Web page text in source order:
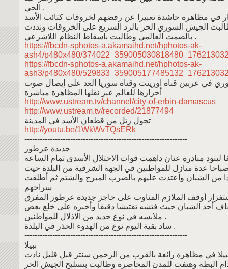
الحي .
في مظاهرة حاشدة تعبيرا عن رفضهم لخروقات كتائب الأسد
الجيش السوري الحر بالرد السريع على الخروقات ونددت
بالصمت العالمي وطالبت باسقاط النظام اللاشرعي .
https://fbcdn-sphotos-a.akamaihd.net/hphotos-ak-
ash4/p480x480/
https://fbcdn-sphotos-a.akamaihd.net/hphotos-ak-
ash3/p480x480/
في عربين قناة اورينت وقناة سوريا الغد على إيصال صوت
أحرارها للعالم عبر نقلها المظاهرة مباشرة
http://www.ustream.tv/channel/city-of-erbin-damascus
http://www.ustream.tv/recorded/21877494
تجول رتل من قطعان الأسد في المدينة
http://youtu.be/1WkWvTQsERk
----------------------------------------------------------------
جديدة عرطوز
لبنود مبادرة عنان داهمت قوات الاحتلال الأسدي تمام الساعة
عدة منازل للمواطنين في الجهة الشرقية من البلدة حيث
من الشبان واعتدت عليهم بالضرب المبرح والشتم ثم أطلقت
سراحهم
أوقف الملازم المناوب على حاجز جديدة عرطوز المفرق
أحد الشبان حيث فتشه تفتيشا دقيقا وأجبره على خلع بعض
ملابسه في نوع جديد من الاذلال للمواطنين .
ساد بقية اليوم نوع من الهدوء الحذر في البلدة .
----------------------------------------------------------------
ببيلا
في مظاهرة رائعة بالقرب من الرحمن سنتر قبل قليل نادت